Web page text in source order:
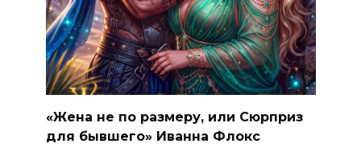
«Жена не по размеру, или Сюрприз
для бывшего» Иванна Флокс